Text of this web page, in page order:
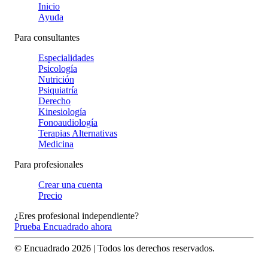
Inicio
Ayuda
Para consultantes
Especialidades
Psicología
Nutrición
Psiquiatría
Derecho
Kinesiología
Fonoaudiología
Terapias Alternativas
Medicina
Para profesionales
Crear una cuenta
Precio
¿Eres profesional independiente?
Prueba Encuadrado ahora
© Encuadrado 2026 | Todos los derechos reservados.